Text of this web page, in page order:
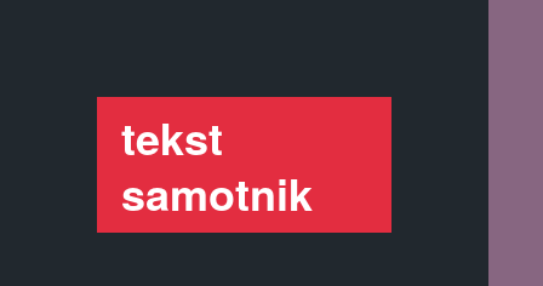
tekst
samotnik